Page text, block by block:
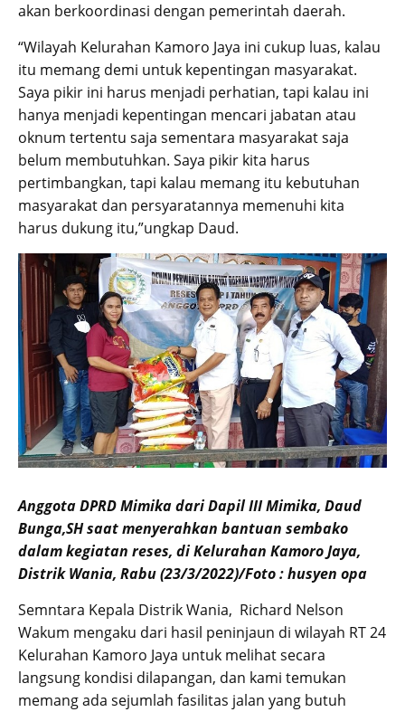
akan berkoordinasi dengan pemerintah daerah.
“Wilayah Kelurahan Kamoro Jaya ini cukup luas, kalau
itu memang demi untuk kepentingan masyarakat.
Saya pikir ini harus menjadi perhatian, tapi kalau ini
hanya menjadi kepentingan mencari jabatan atau
oknum tertentu saja sementara masyarakat saja
belum membutuhkan. Saya pikir kita harus
pertimbangkan, tapi kalau memang itu kebutuhan
masyarakat dan persyaratannya memenuhi kita
harus dukung itu,”ungkap Daud.
Anggota DPRD Mimika dari Dapil III Mimika, Daud
Bunga,SH saat menyerahkan bantuan sembako
dalam kegiatan reses, di Kelurahan Kamoro Jaya,
Distrik Wania, Rabu (23/3/2022)/Foto : husyen opa
Semntara Kepala Distrik Wania, Richard Nelson
Wakum mengaku dari hasil peninjaun di wilayah RT 24
Kelurahan Kamoro Jaya untuk melihat secara
langsung kondisi dilapangan, dan kami temukan
memang ada sejumlah fasilitas jalan yang butuh